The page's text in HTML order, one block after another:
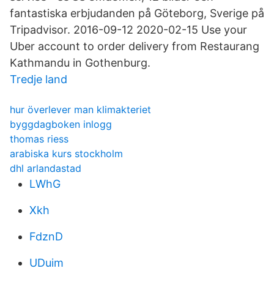
fantastiska erbjudanden på Göteborg, Sverige på
Tripadvisor. 2016-09-12 2020-02-15 Use your
Uber account to order delivery from Restaurang
Kathmandu in Gothenburg.
Tredje land
hur överlever man klimakteriet
byggdagboken inlogg
thomas riess
arabiska kurs stockholm
dhl arlandastad
LWhG
Xkh
FdznD
UDuim